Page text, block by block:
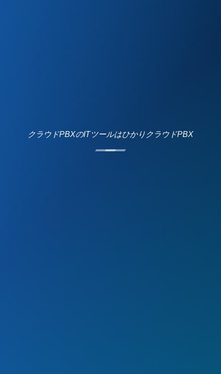
クラウドPBXのITツールはひかりクラウドPBX